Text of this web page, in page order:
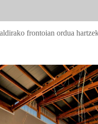
frontoian ordua